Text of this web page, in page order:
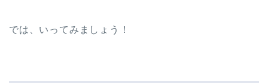
では、いってみましょう！